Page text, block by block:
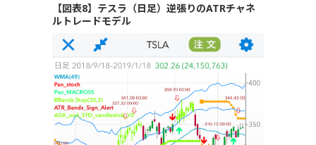
【図表8】テスラ（日足）逆張りのATRチャネ
ルトレードモデル